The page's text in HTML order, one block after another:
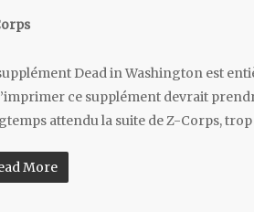
Dead in Washington est
ce supplément devrait
attendu la suite de Z-Corps,
More